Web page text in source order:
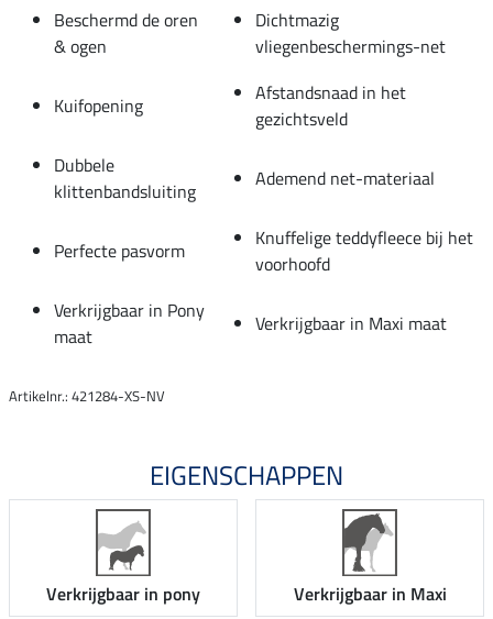
Beschermd de oren
& ogen
Dichtmazig
vliegenbeschermings-net
Kuifopening
Afstandsnaad in het
gezichtsveld
Dubbele
klittenbandsluiting
Ademend net-materiaal
Perfecte pasvorm
Knuffelige teddyfleece bij het
voorhoofd
Verkrijgbaar in Pony
maat
Verkrijgbaar in Maxi maat
Artikelnr.: 421284-XS-NV
EIGENSCHAPPEN
Verkrijgbaar in pony Verkrijgbaar in Maxi